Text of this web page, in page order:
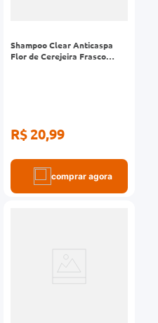
Shampoo Clear Anticaspa
Flor de Cerejeira Frasco
R$ 20,99
comprar agora